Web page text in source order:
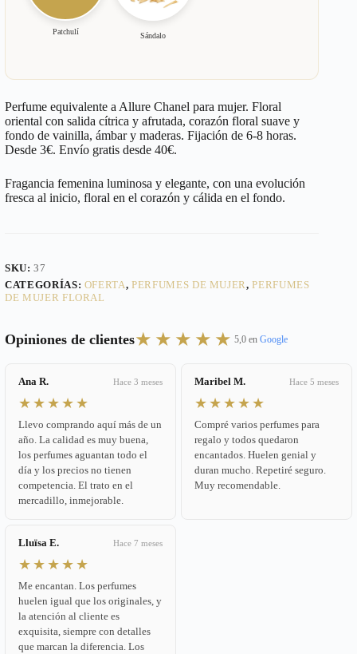
Patchulí Sándalo
Perfume equivalente a Allure Chanel para mujer. Floral
oriental con salida cítrica y afrutada, corazón floral suave y
fondo de vainilla, ámbar y maderas. Fijación de 6-8 horas.
Desde 3€. Envío gratis desde 40€.
Fragancia femenina luminosa y elegante, con una evolución
fresca al inicio, floral en el corazón y cálida en el fondo.
SKU:37
CATEGORÍAS: OFERTA,PERFUMES DE MUJER,PERFUMES
DE MUJER FLORAL
Opiniones de clientes★★★★★ 5,0 en Google
Ana R. Hace 3 meses
★★★★★
Llevo comprando aquí más de un
año. La calidad es muy buena,
los perfumes aguantan todo el
día y los precios no tienen
competencia. El trato en el
mercadillo, inmejorable.
Maribel M. Hace 5 meses
★★★★★
Compré varios perfumes para
regalo y todos quedaron
encantados. Huelen genial y
duran mucho. Repetiré seguro.
Muy recomendable.
Lluïsa E. Hace 7 meses
★★★★★
Me encantan. Los perfumes
huelen igual que los originales, y
la atención al cliente es
exquisita, siempre con detalles
que marcan la diferencia. Los